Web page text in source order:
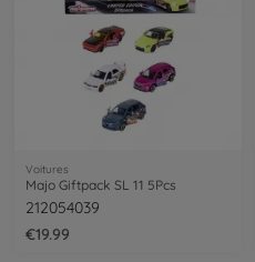
Voitures
Majo Giftpack SL 11 5Pcs
212054039
€19.99